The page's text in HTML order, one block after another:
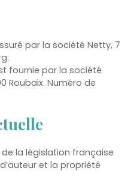
par la société Netty, 7
fournie par la société
Roubaix. Numéro de
de la législation française
et la propriété